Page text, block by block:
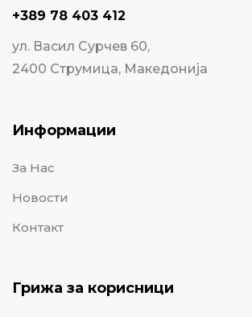
+389 78 403 412
ул. Васил Сурчев 60,
2400 Струмица, Македонија
Информации
За Нас
Новости
Контакт
Грижа за корисници